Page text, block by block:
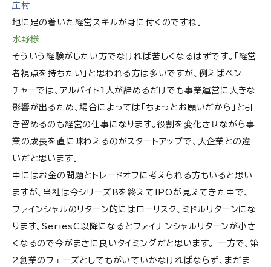
庄村
地に足の着いた経営スキルが身に付くのですね。
水野様
そういう経験がしたい方でなければ苦しくなるはずです。「経営
者視点を持ちたい」と思われる方は多いですが、例えばベン
チャーでは、アルバイト1人が辞めるだけでも事業運営に大きな
影響が出るため、場合によっては「ちょっとお願いだから」と引
き留めるのも経営の仕事になります。役割を変化させながら事
業の成長を直に味わえるのがスタートアップで、大企業との違
いだと思います。
中にはお金の問題とトレードオフに考えられる方もいると思い
ますが、当社は今シリーズBを終えてIPOが見えてきた中で、
ファインシャルのリターン的にはローリスク、ミドルリターンにな
ります。SeriesC以降になるとファイナンシャルリターンが小さ
くなるので今がまさに良いタイミングだと思います。 一方で、第
2創業のフェーズとしてもがいていかなければならず、まだま